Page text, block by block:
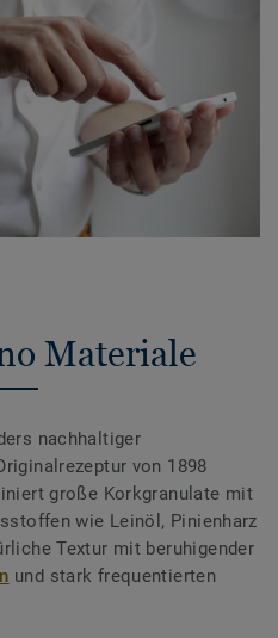
Materiale
nachhaltiger
von 1898
große Korkgranulate mit
wie Leinöl, Pinienharz
Textur mit beruhigender
und stark frequentierten